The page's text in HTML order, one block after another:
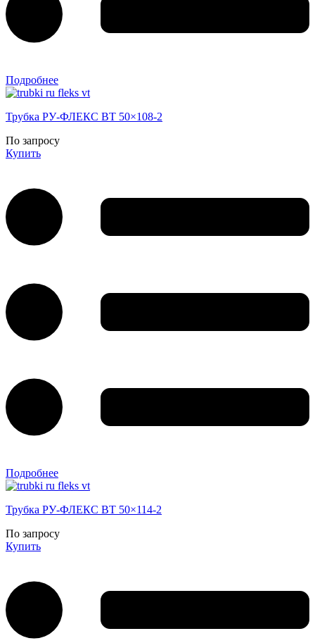
Подробнее
Трубка РУ-ФЛЕКС ВТ 50×108-2
По запросу
Купить
Подробнее
Трубка РУ-ФЛЕКС ВТ 50×114-2
По запросу
Купить